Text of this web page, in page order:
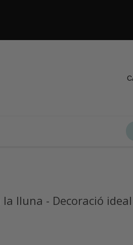
lluna - Decoració ideal